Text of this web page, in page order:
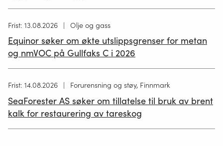
Høring
publisert
02.07.2026
Frist: 13.08.2026 Olje og gass
Equinor søker om økte utslippsgrenser for metan
og nmVOC på Gullfaks C i 2026
Høring
19.06.2026
Frist: 14.08.2026 Forurensning og støy, Finnmark
SeaForester AS søker om tillatelse til bruk av brent
kalk for restaurering av tareskog